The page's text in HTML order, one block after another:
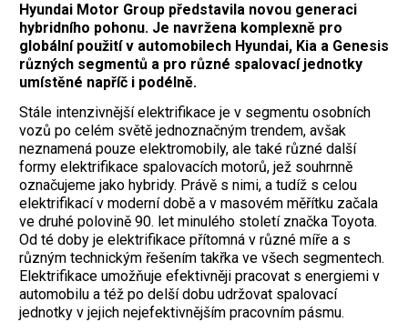
Hyundai Motor Group představila novou generaci
hybridního pohonu. Je navržena komplexně pro
globální použití v automobilech Hyundai, Kia a Genesis
různých segmentů a pro různé spalovací jednotky
umístěné napříč i podélně.
Stále intenzivnější elektrifikace je v segmentu osobních
vozů po celém světě jednoznačným trendem, avšak
neznamená pouze elektromobily, ale také různé další
formy elektrifikace spalovacích motorů, jež souhrnně
označujeme jako hybridy. Právě s nimi, a tudíž s celou
elektrifikací v moderní době a v masovém měřítku začala
ve druhé polovině 90. let minulého století značka Toyota.
Od té doby je elektrifikace přítomná v různé míře a s
různým technickým řešením takřka ve všech segmentech.
Elektrifikace umožňuje efektivněji pracovat s energiemi v
automobilu a též po delší dobu udržovat spalovací
jednotky v jejich nejefektivnějším pracovním pásmu.